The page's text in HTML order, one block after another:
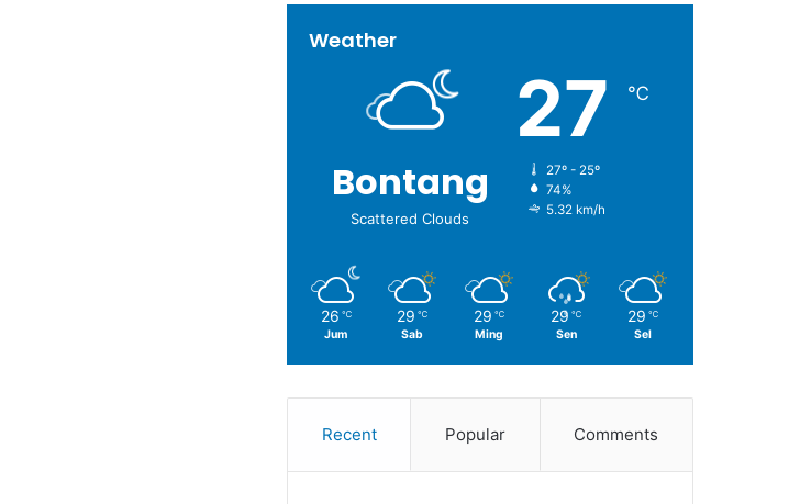
Weather
Bontang
Scattered Clouds
27 ℃
27º - 25º
74%
5.32 km/h
26 ℃
Jum
29 ℃
Sab
29 ℃
Ming
29 ℃
Sen
29 ℃
Sel
Recent Popular Comments